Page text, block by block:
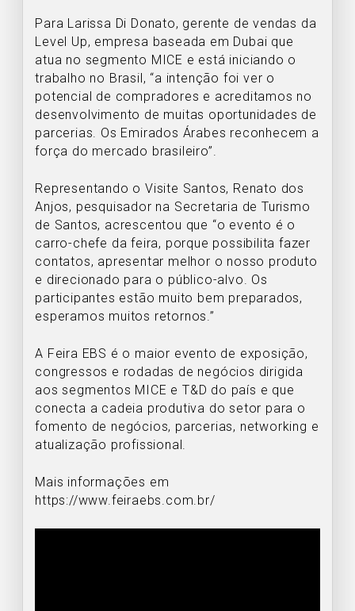
Para Larissa Di Donato, gerente de vendas da
Level Up, empresa baseada em Dubai que
atua no segmento MICE e está iniciando o
trabalho no Brasil, “a intenção foi ver o
potencial de compradores e acreditamos no
desenvolvimento de muitas oportunidades de
parcerias. Os Emirados Árabes reconhecem a
força do mercado brasileiro”.
Representando o Visite Santos, Renato dos
Anjos, pesquisador na Secretaria de Turismo
de Santos, acrescentou que “o evento é o
carro-chefe da feira, porque possibilita fazer
contatos, apresentar melhor o nosso produto
e direcionado para o público-alvo. Os
participantes estão muito bem preparados,
esperamos muitos retornos.”
A Feira EBS é o maior evento de exposição,
congressos e rodadas de negócios dirigida
aos segmentos MICE e T&D do país e que
conecta a cadeia produtiva do setor para o
fomento de negócios, parcerias, networking e
atualização profissional.
Mais informações em
https://www.feiraebs.com.br/